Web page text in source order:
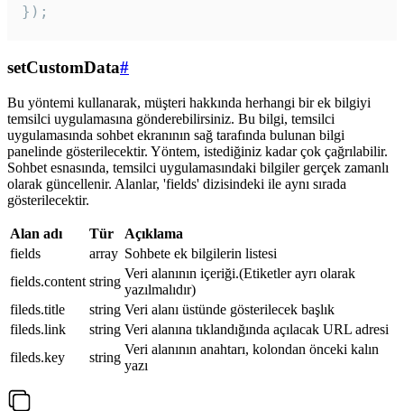
});
setCustomData#
Bu yöntemi kullanarak, müşteri hakkında herhangi bir ek bilgiyi
temsilci uygulamasına gönderebilirsiniz. Bu bilgi, temsilci
uygulamasında sohbet ekranının sağ tarafında bulunan bilgi
panelinde gösterilecektir. Yöntem, istediğiniz kadar çok çağrılabilir.
Sohbet esnasında, temsilci uygulamasındaki bilgiler gerçek zamanlı
olarak güncellenir. Alanlar, 'fields' dizisindeki ile aynı sırada
gösterilecektir.
Alan adı Tür
Açıklama
fields
array Sohbete ek bilgilerin listesi
fields.content string
Veri alanının içeriği.(Etiketler ayrı olarak
yazılmalıdır)
fileds.title
string Veri alanı üstünde gösterilecek başlık
fileds.link
string Veri alanına tıklandığında açılacak URL adresi
fileds.key
string
Veri alanının anahtarı, kolondan önceki kalın
yazı